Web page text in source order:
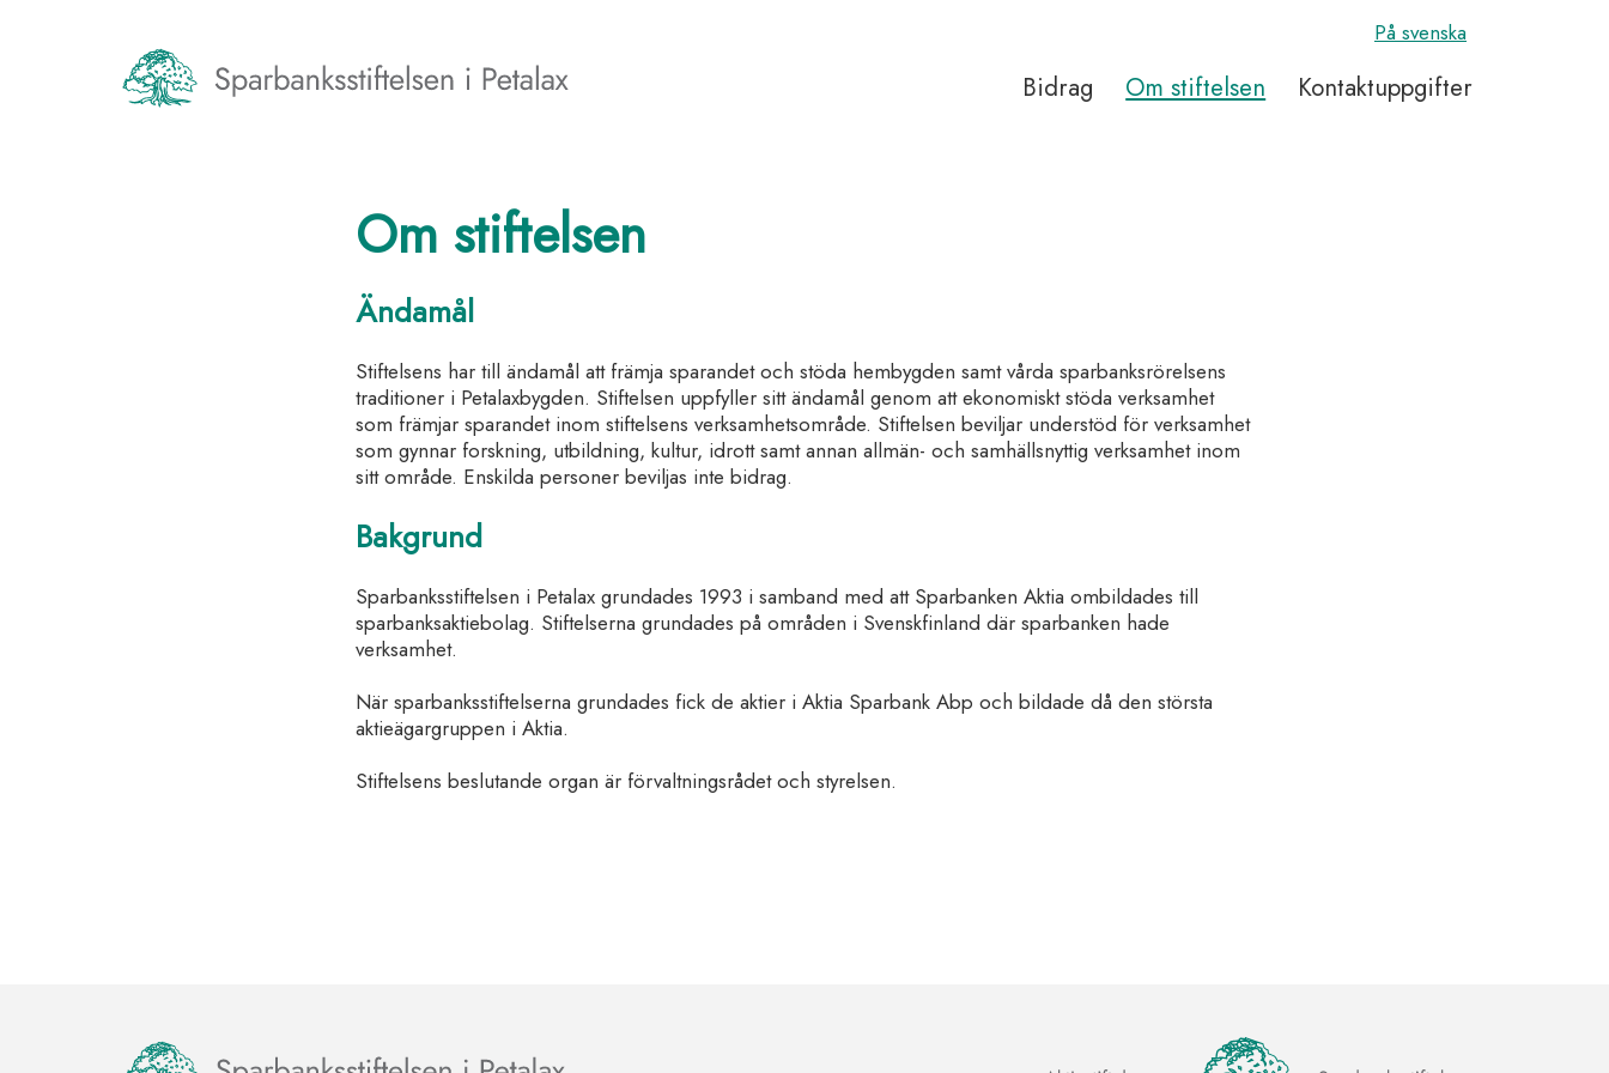
På svenska
Bidrag Om stiftelsen Kontaktuppgifter
Om stiftelsen
Ändamål
Stiftelsens har till ändamål att främja sparandet och stöda hembygden samt vårda sparbanksrörelsens
traditioner i Petalaxbygden. Stiftelsen uppfyller sitt ändamål genom att ekonomiskt stöda verksamhet
som främjar sparandet inom stiftelsens verksamhetsområde. Stiftelsen beviljar understöd för verksamhet
som gynnar forskning, utbildning, kultur, idrott samt annan allmän- och samhällsnyttig verksamhet inom
sitt område. Enskilda personer beviljas inte bidrag.
Bakgrund
Sparbanksstiftelsen i Petalax grundades 1993 i samband med att Sparbanken Aktia ombildades till
sparbanksaktiebolag. Stiftelserna grundades på områden i Svenskfinland där sparbanken hade
verksamhet.
När sparbanksstiftelserna grundades fick de aktier i Aktia Sparbank Abp och bildade då den största
aktieägargruppen i Aktia.
Stiftelsens beslutande organ är förvaltningsrådet och styrelsen.